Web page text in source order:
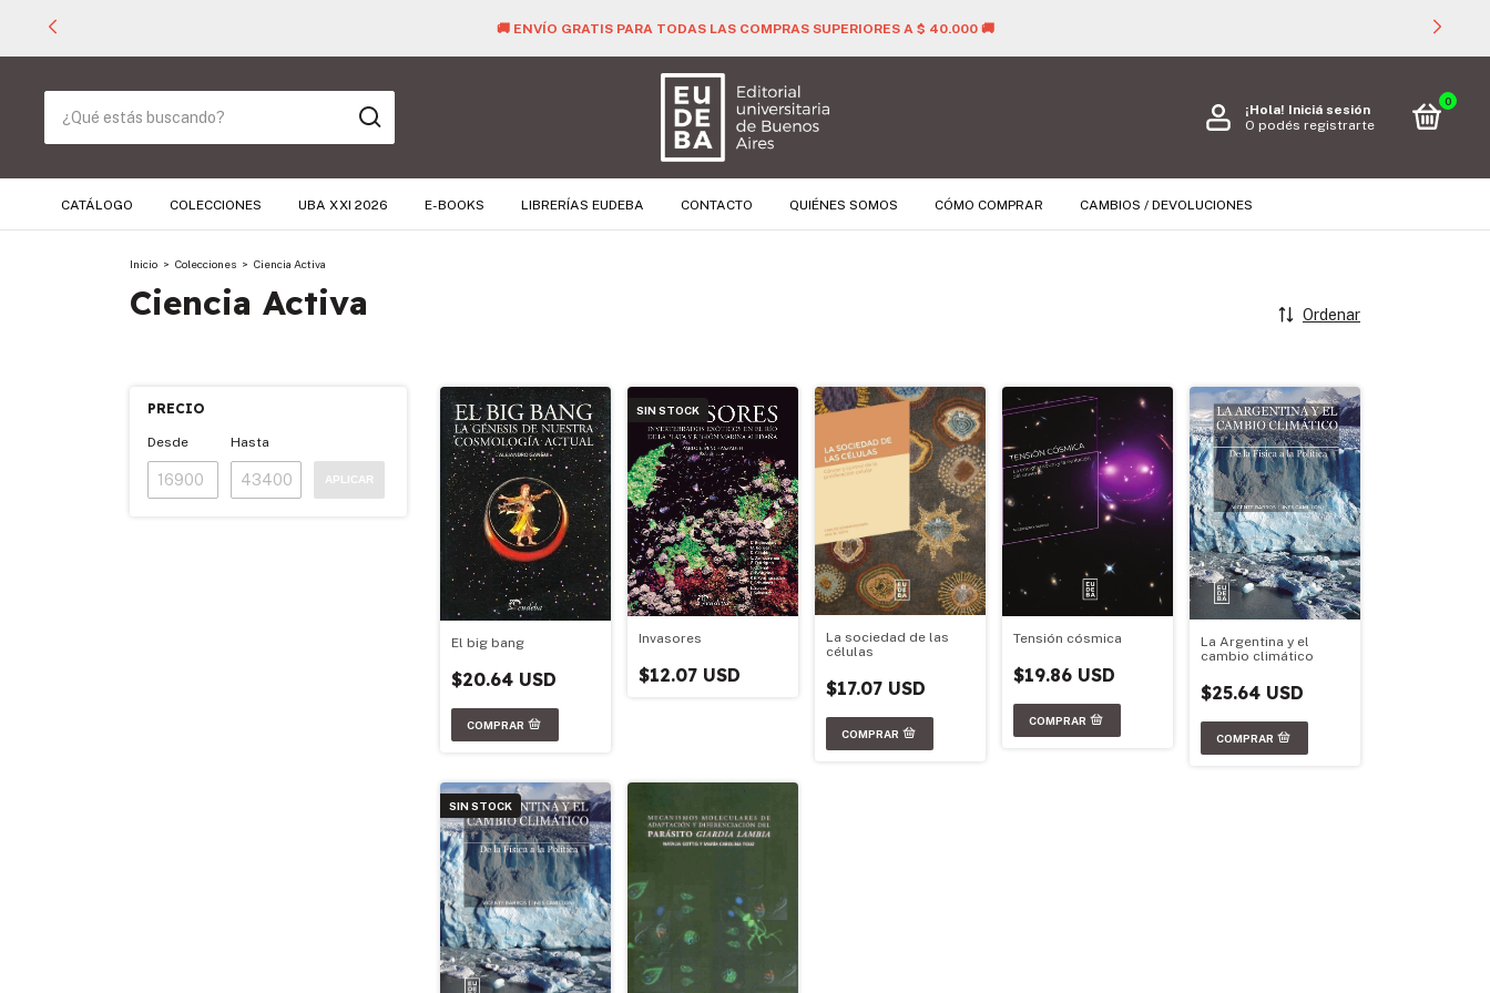
🚚 ENVÍO GRATIS PARA TODAS LAS COMPRAS SUPERIORES A $ 40.000 🚚
¡Hola! Iniciá sesión
O podés registrarte
0
CATÁLOGO COLECCIONES UBA XXI 2026 E-BOOKS LIBRERÍAS EUDEBA CONTACTO QUIÉNES SOMOS CÓMO COMPRAR CAMBIOS / DEVOLUCIONES
Inicio > Colecciones > Ciencia Activa
Ciencia Activa Ordenar
PRECIO
Desde Hasta
APLICAR
El big bang
$20.64 USD
SIN STOCK
Invasores
$12.07 USD
La sociedad de las
células
$17.07 USD
Tensión cósmica
$19.86 USD
La Argentina y el
cambio climático
$25.64 USD
SIN STOCK